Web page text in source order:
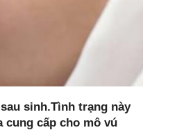
sinh.Tình trạng này
cấp cho mô vú